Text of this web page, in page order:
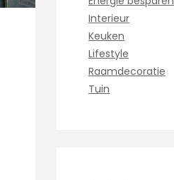
Interieur
Keuken
Lifestyle
Raamdecoratie
Tuin